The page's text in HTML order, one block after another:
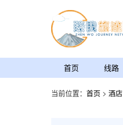
首页 线路
当前位置： 首页 > 酒店